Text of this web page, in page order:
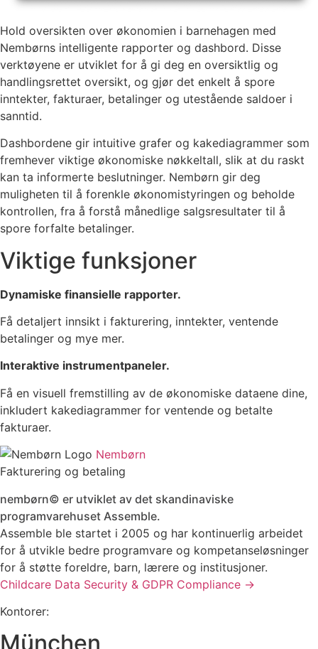
Hold oversikten over økonomien i barnehagen med
Nembørns intelligente rapporter og dashbord. Disse
verktøyene er utviklet for å gi deg en oversiktlig og
handlingsrettet oversikt, og gjør det enkelt å spore
inntekter, fakturaer, betalinger og utestående saldoer i
sanntid.
Dashbordene gir intuitive grafer og kakediagrammer som
fremhever viktige økonomiske nøkkeltall, slik at du raskt
kan ta informerte beslutninger. Nembørn gir deg
muligheten til å forenkle økonomistyringen og beholde
kontrollen, fra å forstå månedlige salgsresultater til å
spore forfalte betalinger.
Viktige funksjoner
Dynamiske finansielle rapporter.
Få detaljert innsikt i fakturering, inntekter, ventende
betalinger og mye mer.
Interaktive instrumentpaneler.
Få en visuell fremstilling av de økonomiske dataene dine,
inkludert kakediagrammer for ventende og betalte
fakturaer.
Nembørn
Fakturering og betaling
nembørn© er utviklet av det skandinaviske
programvarehuset Assemble.
Assemble ble startet i 2005 og har kontinuerlig arbeidet
for å utvikle bedre programvare og kompetanseløsninger
for å støtte foreldre, barn, lærere og institusjoner.
Childcare Data Security & GDPR Compliance →
Kontorer:
München